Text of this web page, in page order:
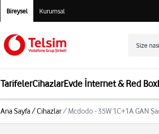
Bireysel Kurumsal
TarifelerCihazlarEvde İnternet & Red Box
Ana Sayfa/Cihazlar/ Mcdodo - 35W 1C+1A GAN